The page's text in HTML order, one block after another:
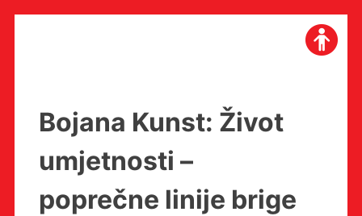
Bojana Kunst: Život
umjetnosti –
poprečne linije brige